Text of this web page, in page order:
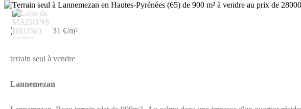
28 000 € 31 €/m²
terrain seul à vendre
Lannemezan